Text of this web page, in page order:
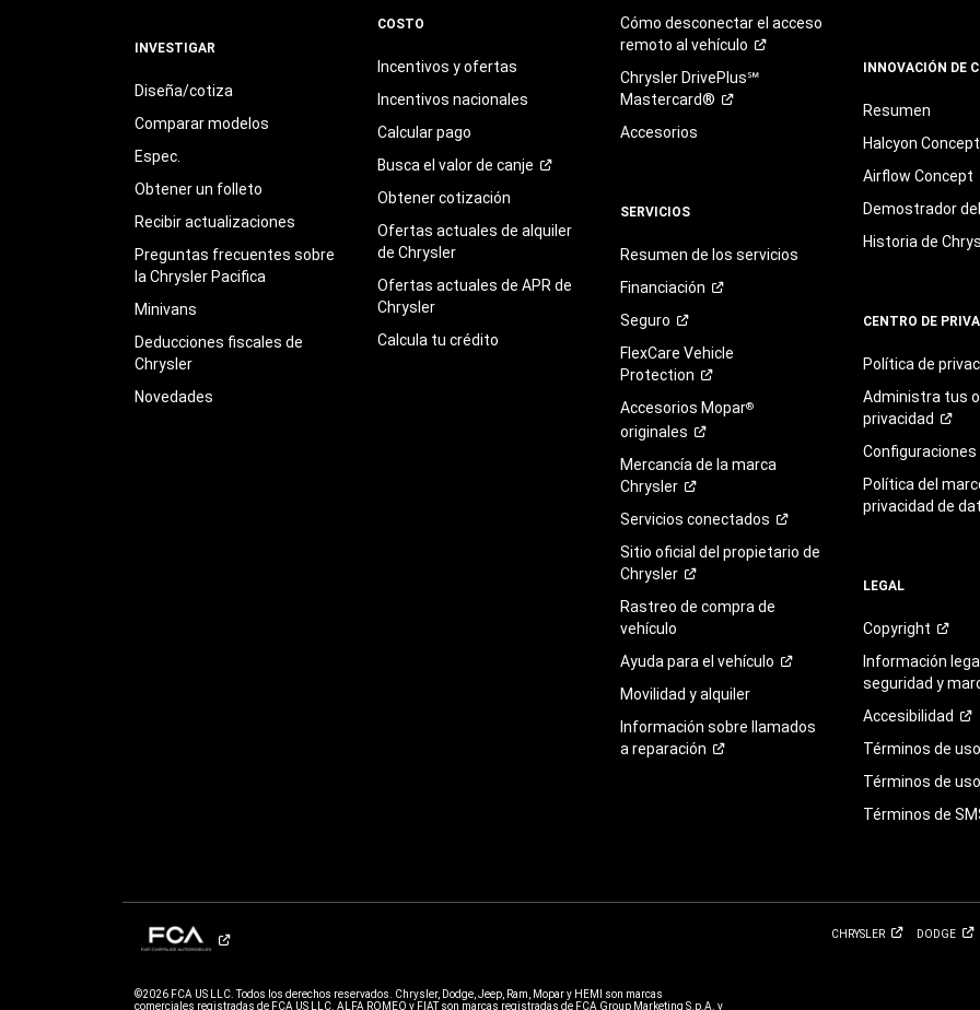
INVESTIGAR
Diseña/cotiza
Comparar modelos
Espec.
Obtener un folleto
Recibir actualizaciones
Preguntas frecuentes sobre
la Chrysler Pacifica
Minivans
Deducciones fiscales de
Chrysler
Novedades
COSTO
Incentivos y ofertas
Incentivos nacionales
Calcular pago
Busca el valor de canje
Obtener cotización
Ofertas actuales de alquiler
de Chrysler
Ofertas actuales de APR de
Chrysler
Calcula tu crédito
Cómo desconectar el acceso
remoto al vehículo
Chrysler DrivePlus℠
Mastercard®
Accesorios
SERVICIOS
Resumen de los servicios
Financiación
Seguro
FlexCare Vehicle
Protection
Accesorios Mopar®
originales
Mercancía de la marca
Chrysler
Servicios conectados
Sitio oficial del propietario de
Chrysler
Rastreo de compra de
vehículo
Ayuda para el vehículo
Movilidad y alquiler
Información sobre llamados
a reparación
INNOVACIÓN DE
Resumen
Halcyon Concept
Airflow Concept
Demostrador
Historia de
CENTRO DE
Política de
Administra tus
privacidad
Configuraciones
Política del
privacidad de
LEGAL
Copyright
Información
seguridad y
Accesibilidad
Términos deuso
Términos de
Términos de
CHRYSLER DODGE
©2026 FCA US LLC. Todos los derechos reservados. Chrysler, Dodge, Jeep, Ram, Mopar y HEMI son marcas
comerciales registradas de FCA US LLC. ALFA ROMEO y FIAT son marcas registradas de FCA Group Marketing S.p.A. y